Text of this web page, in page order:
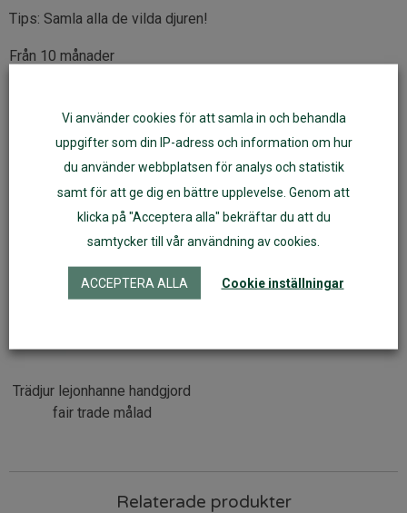
Tips: Samla alla de vilda djuren!
Från 10 månader
Fler varianter
Trädjur lejonhanne handgjord
fair trade målad
Relaterade produkter
Vi använder cookies för att samla in och behandla
uppgifter som din IP-adress och information om hur
du använder webbplatsen för analys och statistik
samt för att ge dig en bättre upplevelse. Genom att
klicka på "Acceptera alla" bekräftar du att du
samtycker till vår användning av cookies.
ACCEPTERA ALLA Cookie inställningar